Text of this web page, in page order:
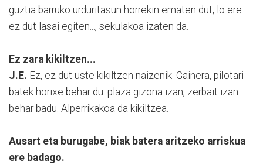
guztia barruko urduritasun horrekin ematen dut, lo ere
ez dut lasai egiten..., sekulakoa izaten da.
Ez zara kikiltzen...
J.E. Ez, ez dut uste kikiltzen naizenik. Gainera, pilotari
batek horixe behar du: plaza gizona izan, zerbait izan
behar badu. Alperrikakoa da kikiltzea.
Ausart eta burugabe, biak batera aritzeko arriskua
ere badago.